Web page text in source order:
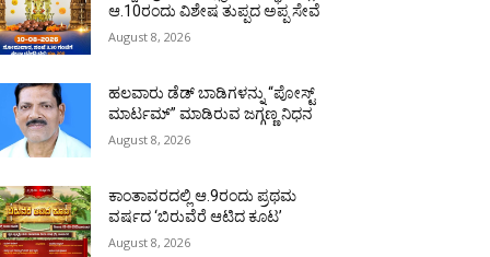
ಆ.10ರಂದು ವಿಶೇಷ ತುಪ್ಪದ ಅಪ್ಪ ಸೇವೆ
August 8, 2026
ಹಲವಾರು ಡೆಡ್ ಬಾಡಿಗಳನ್ನು “ಪೋಸ್ಟ್
ಮಾರ್ಟಮ್” ಮಾಡಿರುವ ಜಗ್ಗಣ್ಣ ನಿಧನ
August 8, 2026
ಕಾಂತಾವರದಲ್ಲಿ ಆ.9ರಂದು ಪ್ರಥಮ
ವರ್ಷದ ‘ಬಿರುವೆರೆ ಆಟಿದ ಕೂಟ’
August 8, 2026